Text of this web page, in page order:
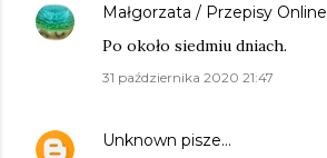
Małgorzata / Przepisy Online
Po około siedmiu dniach.
31 października 2020 21:47
Unknown pisze…